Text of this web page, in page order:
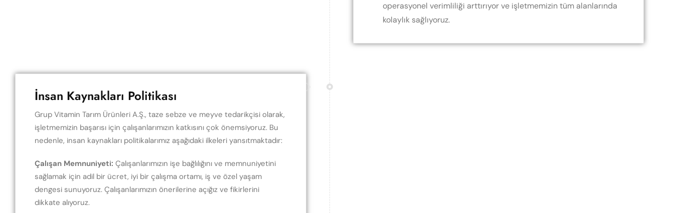
operasyonel verimliliği arttırıyor ve işletmemizin tüm alanlarında
kolaylık sağlıyoruz.
İnsan Kaynakları Politikası
Grup Vitamin Tarım Ürünleri A.Ş., taze sebze ve meyve tedarikçisi olarak,
işletmemizin başarısı için çalışanlarımızın katkısını çok önemsiyoruz. Bu
nedenle, insan kaynakları politikalarımız aşağıdaki ilkeleri yansıtmaktadır:
Çalışan Memnuniyeti: Çalışanlarımızın işe bağlılığını ve memnuniyetini
sağlamak için adil bir ücret, iyi bir çalışma ortamı, iş ve özel yaşam
dengesi sunuyoruz. Çalışanlarımızın önerilerine açığız ve fikirlerini
dikkate alıyoruz.